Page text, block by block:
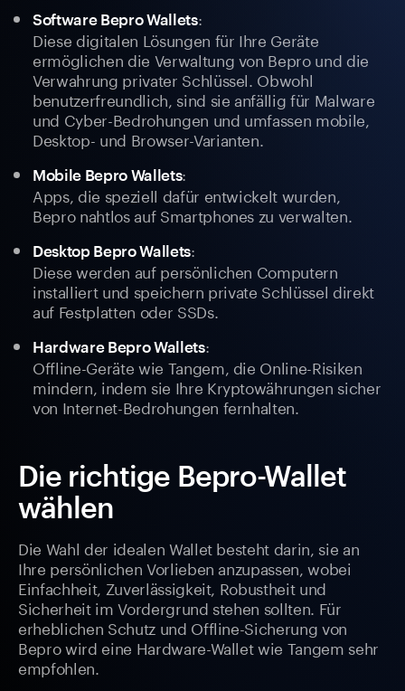
Software Bepro Wallets:
Diese digitalen Lösungen für Ihre Geräte
ermöglichen die Verwaltung von Bepro und die
Verwahrung privater Schlüssel. Obwohl
benutzerfreundlich, sind sie anfällig für Malware
und Cyber-Bedrohungen und umfassen mobile,
Desktop- und Browser-Varianten.
Mobile Bepro Wallets:
Apps, die speziell dafür entwickelt wurden,
Bepro nahtlos auf Smartphones zu verwalten.
Desktop Bepro Wallets:
Diese werden auf persönlichen Computern
installiert und speichern private Schlüssel direkt
auf Festplatten oder SSDs.
Hardware Bepro Wallets:
Offline-Geräte wie Tangem, die Online-Risiken
mindern, indem sie Ihre Kryptowährungen sicher
von Internet-Bedrohungen fernhalten.
Die richtige Bepro-Wallet
wählen
Die Wahl der idealen Wallet besteht darin, sie an
Ihre persönlichen Vorlieben anzupassen, wobei
Einfachheit, Zuverlässigkeit, Robustheit und
Sicherheit im Vordergrund stehen sollten. Für
erheblichen Schutz und Offline-Sicherung von
Bepro wird eine Hardware-Wallet wie Tangem sehr
empfohlen.